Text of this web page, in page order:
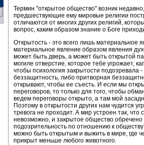
Термин "открытое общество" возник
предшествующие ему мировые религии
отличаются от многих других религий,
вопрос, каким образом знание о Боге
Открытость - это всего лишь материальное
материальное явление образом явления
может быть дверь, а может быть открытой
могиле отверстие, которое тебе угрожает,
чтобы психология закрытости подозревала
беззащитность, либо притворная
открывают, чтобы ее съесть. И если мы
переговоров, то только для того, чтобы
ведем переговоры открыто, а там мой
Поэтому в открытости других нам чудится
тревога не проходит. А мир устроен так, что
невозможно, и закрытое общество
подозрительность по отношению к
можно быть открытым и выжить в мире, где
прикрыт меньше любого животного.